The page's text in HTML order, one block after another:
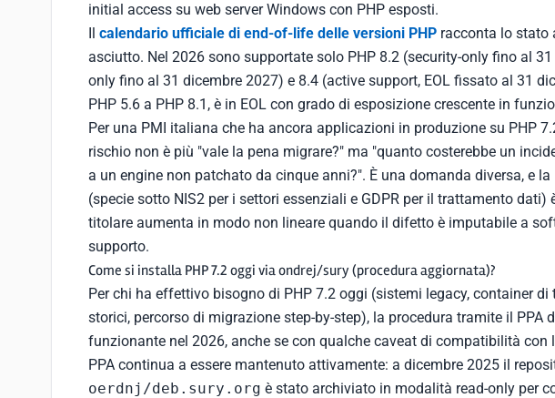
initial access su web server Windows con PHP esposti.
Il calendario ufficiale di end-of-life delle versioni PHP racconta lo stato
asciutto. Nel 2026 sono supportate solo PHP 8.2 (security-only fino al
only fino al 31 dicembre 2027) e 8.4 (active support, EOL fissato al 31
PHP 5.6 a PHP 8.1, è in EOL con grado di esposizione crescente in
Per una PMI italiana che ha ancora applicazioni in produzione su PHP
rischio non è più "vale la pena migrare?" ma "quanto costerebbe un
a un engine non patchato da cinque anni?". È una domanda diversa, e
(specie sotto NIS2 per i settori essenziali e GDPR per il trattamento dati)
titolare aumenta in modo non lineare quando il difetto è imputabile a
supporto.
Come si installa PHP 7.2 oggi via ondrej/sury (procedura aggiornata)?
Per chi ha effettivo bisogno di PHP 7.2 oggi (sistemi legacy, container di
storici, percorso di migrazione step-by-step), la procedura tramite il PPA
funzionante nel 2026, anche se con qualche caveat di compatibilità con
PPA continua a essere mantenuto attivamente: a dicembre 2025 il
oerdnj/deb.sury.org è stato archiviato in modalità read-only per